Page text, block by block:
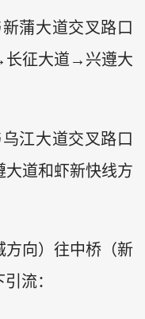
蒲大道交叉路口
征大道→兴遵大
江大道交叉路口
道和虾新快线方
方向）往中桥（新
流：